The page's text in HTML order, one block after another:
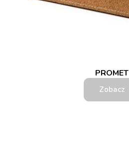
PROMET
Zobacz